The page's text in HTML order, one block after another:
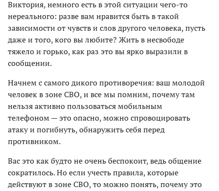
Виктория, немного есть в этой ситуации чего-то
нереального: разве вам нравится быть в такой
зависимости от чувств и слов другого человека, пусть
даже и того, кого вы любите? Жить в несвободе
тяжело и горько, как раз это вы ярко выразили в
сообщении.
Начнем с самого дикого противоречия: ваш молодой
человек в зоне СВО, и все мы помним, почему там
нельзя активно пользоваться мобильным
телефоном — это опасно, можно спровоцировать
атаку и погибнуть, обнаружить себя перед
противником.
Вас это как будто не очень беспокоит, ведь общение
сократилось. Но если учесть правила, которые
действуют в зоне СВО, то можно понять, почему это